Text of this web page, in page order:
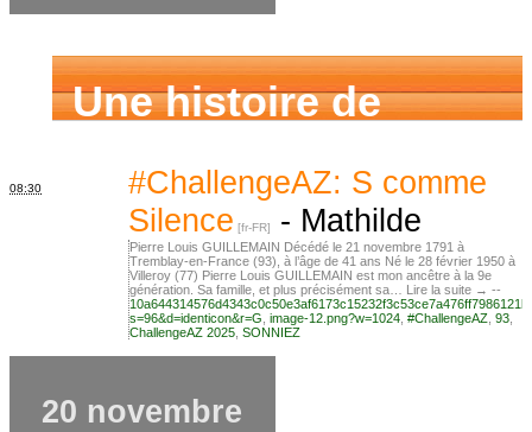
Une histoire de
famille
08:30
#ChallengeAZ: S comme
Silence
- Mathilde
Pierre Louis GUILLEMAIN Décédé le 21 novembre 1791 à
Tremblay-en-France (93), à l’âge de 41 ans Né le 28 février 1950 à
Villeroy (77) Pierre Louis GUILLEMAIN est mon ancêtre à la 9e
génération. Sa famille, et plus précisément sa… Lire la suite → --
s=96&d=identicon&r=G image-12.png?w=1024 #ChallengeAZ 93
ChallengeAZ 2025 SONNIEZ
20 novembre